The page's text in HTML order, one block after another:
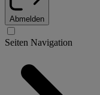
Abmelden
Seiten Navigation